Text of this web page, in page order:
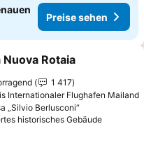
Preise sehen
hinzufügen
Nuova Rotaia
1 417
Internationaler Flughafen Mailand
„Silvio Berlusconi“
historisches GebäudePreise